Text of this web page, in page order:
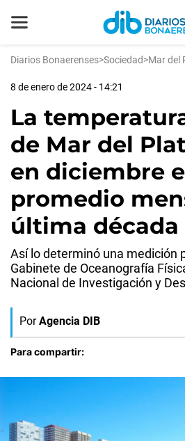
Diarios Bonaerenses>Sociedad>Mar del
8 de enero de 2024 - 14:21
La
de Mar del
en diciembre
promedio
última década
Así lo determinó una medición
Gabinete de Oceanografía
Nacional de Investigación y
Por Agencia DIB
Para compartir: